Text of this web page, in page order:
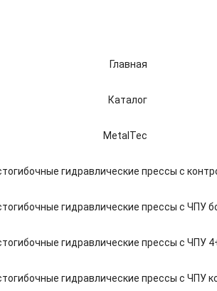
Главная
Каталог
MetalTec
гидравлические прессы с
гидравлические прессы с ЧПУ
гидравлические прессы с ЧПУ
гидравлические прессы с ЧПУ